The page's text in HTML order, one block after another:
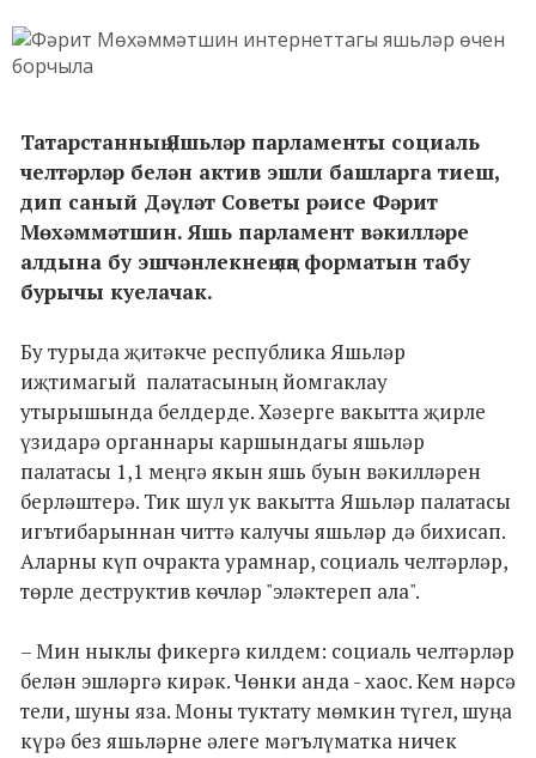
Татарстанның Яшьләр парламенты социаль
челтәрләр белән актив эшли башларга тиеш,
дип саный Дәүләт Советы рәисе Фәрит
Мөхәммәтшин. Яшь парламент вәкилләре
алдына бу эшчәнлекнең яңа форматын табу
бурычы куелачак.
Бу турыда җитәкче республика Яшьләр
иҗтимагый палатасының йомгаклау
утырышында белдерде. Хәзерге вакытта җирле
үзидарә органнары каршындагы яшьләр
палатасы 1,1 меңгә якын яшь буын вәкилләрен
берләштерә. Тик шул ук вакытта Яшьләр палатасы
игътибарыннан читтә калучы яшьләр дә бихисап.
Аларны күп очракта урамнар, социаль челтәрләр,
төрле деструктив көчләр "эләктереп ала".
– Мин ныклы фикергә килдем: социаль челтәрләр
белән эшләргә кирәк. Чөнки анда - хаос. Кем нәрсә
тели, шуны яза. Моны туктату мөмкин түгел, шуңа
күрә без яшьләрне әлеге мәгълүматка ничек